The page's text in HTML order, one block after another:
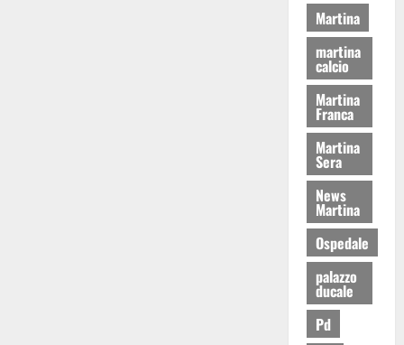
Martina
martina
calcio
Martina
Franca
Martina
Sera
News
Martina
Ospedale
palazzo
ducale
Pd